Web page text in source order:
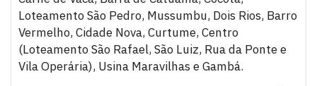
Loteamento São Pedro, Mussumbu, Dois Rios, Barro
Vermelho, Cidade Nova, Curtume, Centro
(Loteamento São Rafael, São Luiz, Rua da Ponte e
Vila Operária), Usina Maravilhas e Gambá.